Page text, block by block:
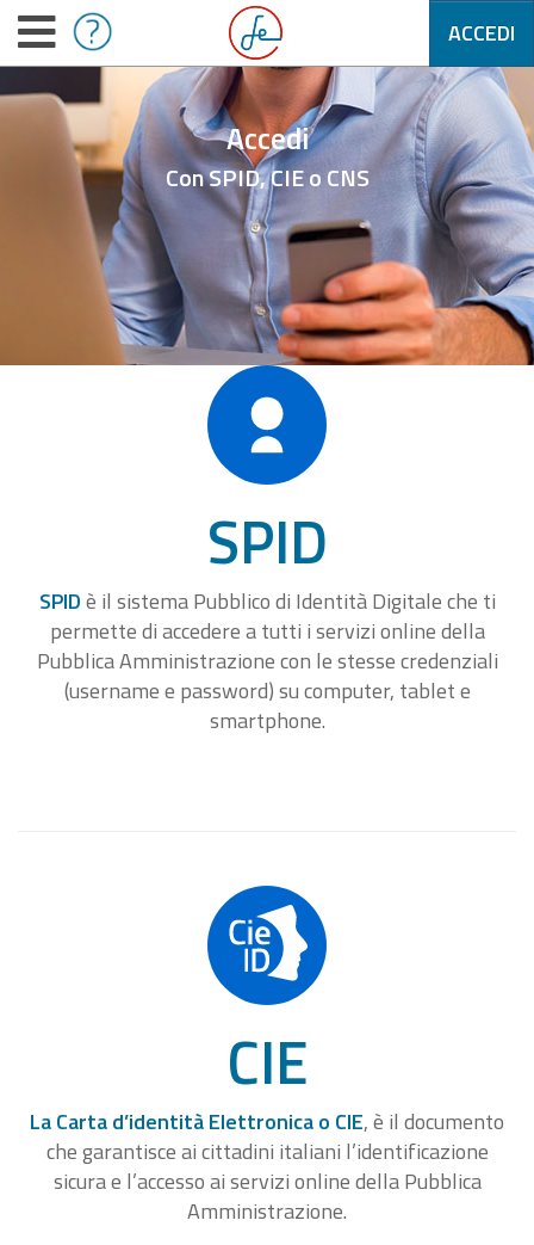
ACCEDI
Accedi
Con SPID, CIE o CNS
SPID
SPIDè il sistema Pubblico di Identità Digitale che ti
permette di accedere a tutti i servizi online della
Pubblica Amministrazione con le stesse credenziali
(username e password) su computer, tablet e
smartphone.
CIE
La Carta d’identità Elettronica o CIE, è il documento
che garantisce ai cittadini italiani l’identificazione
sicura e l’accesso ai servizi online della Pubblica
Amministrazione.